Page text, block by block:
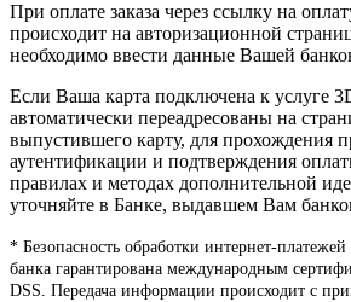
При оплате заказа через ссылку на
происходит на авторизационной
необходимо ввести данные Вашей
Если Ваша карта подключена к услуге
автоматически переадресованы на
выпустившего карту, для прохождения
аутентификации и подтверждения
правилах и методах дополнительной
уточняйте в Банке, выдавшем Вам
* Безопасность обработки интернет-
банка гарантирована международным
DSS. Передача информации происходит с